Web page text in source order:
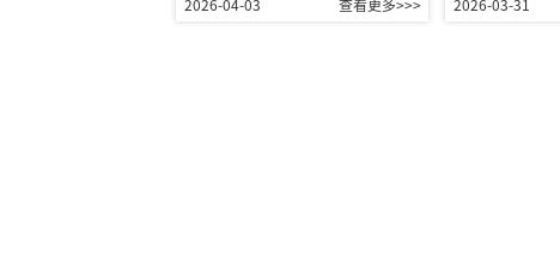
2026-04-03 查看更多>>> 2026-03-31